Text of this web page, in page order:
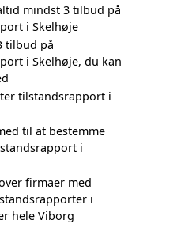
mindst 3 tilbud på
i Skelhøje
tilbud på
i Skelhøje, du kan
tilstandsrapport i
til at bestemme
i
firmaer med
i
hele Viborg